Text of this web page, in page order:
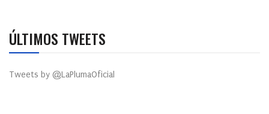
ÚLTIMOS TWEETS
Tweets by @LaPlumaOficial